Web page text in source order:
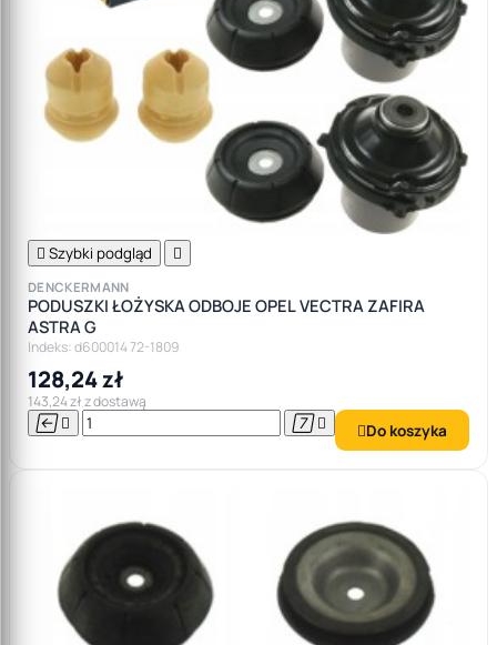
 Szybki podgląd 
DENCKERMANN
PODUSZKI ŁOŻYSKA ODBOJE OPEL VECTRA ZAFIRA
ASTRA G
Indeks: d600014 72-1809
128,24 zł
143,24 zł z dostawą
    Do koszyka